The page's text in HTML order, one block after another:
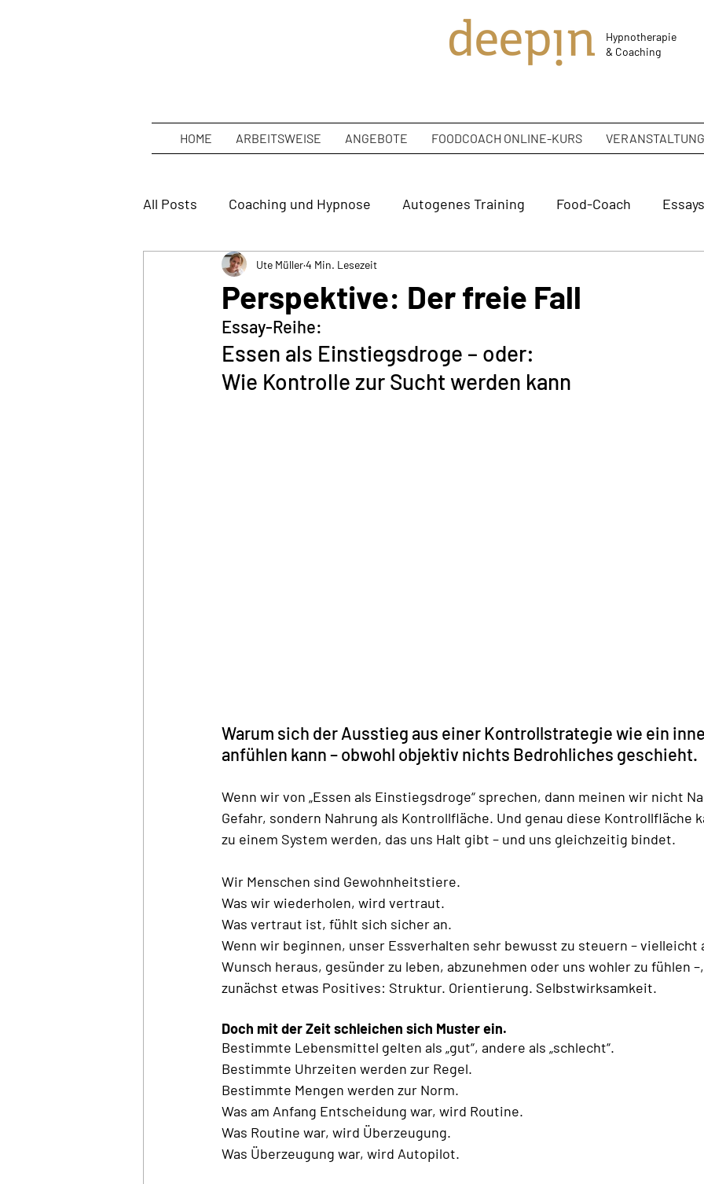
Hypnotherapie
& Coaching
HOME ARBEITSWEISE ANGEBOTE FOODCOACH ONLINE-KURS
All Posts Coaching und Hypnose Autogenes Training Food-Coach Essays
Perspektive: Der freie Fall
Ute Müller4 Min. Lesezeit
Essay-Reihe:
Essen als Einstiegsdroge – oder:
Wie Kontrolle zur Sucht werden kann
Warum sich der Ausstieg aus einer Kontrollstrategie wie ein
anfühlen kann – obwohl objektiv nichts Bedrohliches geschieht.
Wenn wir von „Essen als Einstiegsdroge“ sprechen, dann meinen wir nicht
Gefahr, sondern Nahrung als Kontrollfläche. Und genau diese Kontrollfläche
zu einem System werden, das uns Halt gibt – und uns gleichzeitig bindet.
Wir Menschen sind Gewohnheitstiere.
Was wir wiederholen, wird vertraut.
Was vertraut ist, fühlt sich sicher an.
Wenn wir beginnen, unser Essverhalten sehr bewusst zu steuern – vielleicht
Wunsch heraus, gesünder zu leben, abzunehmen oder uns wohler zu fühlen
zunächst etwas Positives: Struktur. Orientierung. Selbstwirksamkeit.
Doch mit der Zeit schleichen sich Muster ein.
Bestimmte Lebensmittel gelten als „gut“, andere als „schlecht“.
Bestimmte Uhrzeiten werden zur Regel.
Bestimmte Mengen werden zur Norm.
Was am Anfang Entscheidung war, wird Routine.
Was Routine war, wird Überzeugung.
Was Überzeugung war, wird Autopilot.